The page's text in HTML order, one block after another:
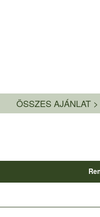
ÖSSZES AJÁNLAT>